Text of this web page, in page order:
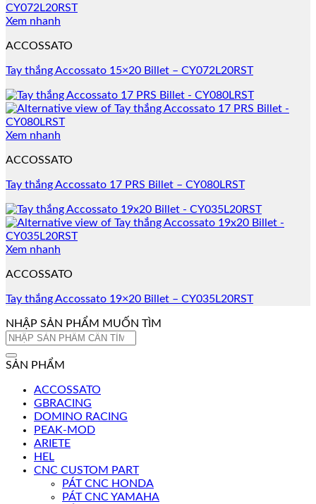
Xem nhanh
ACCOSSATO
Tay thắng Accossato 15×20 Billet – CY072L20RST
Xem nhanh
ACCOSSATO
Tay thắng Accossato 17 PRS Billet – CY080LRST
Xem nhanh
ACCOSSATO
Tay thắng Accossato 19×20 Billet – CY035L20RST
NHẬP SẢN PHẨM MUỐN TÌM
Tìm
SẢN PHẨM
ACCOSSATO
GBRACING
DOMINO RACING
PEAK-MOD
ARIETE
HEL
CNC CUSTOM PART
PÁT CNC HONDA
PÁT CNC YAMAHA